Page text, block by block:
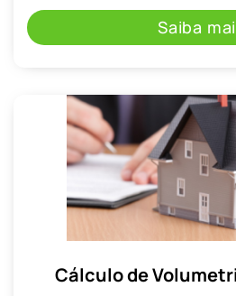
Saiba
Cálculo de